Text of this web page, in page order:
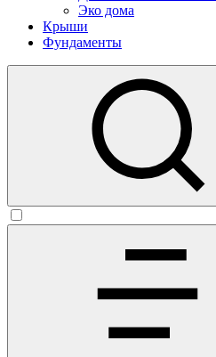
Эко дома
Крыши
Фундаменты